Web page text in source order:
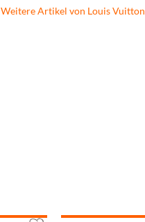
Weitere Artikel von Louis Vuitton